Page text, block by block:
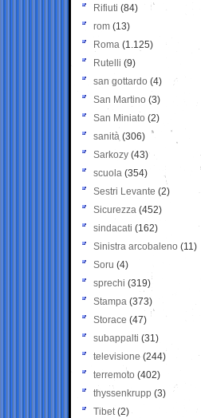
Rifiuti (84)
rom (13)
Roma (1.125)
Rutelli (9)
san gottardo (4)
San Martino (3)
San Miniato (2)
sanità (306)
Sarkozy (43)
scuola (354)
Sestri Levante (2)
Sicurezza (452)
sindacati (162)
Sinistra arcobaleno (11)
Soru (4)
sprechi (319)
Stampa (373)
Storace (47)
subappalti (31)
televisione(244)
terremoto (402)
thyssenkrupp (3)
Tibet(2)